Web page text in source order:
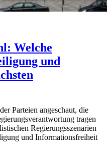
Welche
und
Parteien angeschaut, die
tragen
Regierungsszenarien
und Informationsfreiheit